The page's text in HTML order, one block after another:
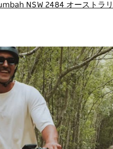
NSW 2484 オーストラ